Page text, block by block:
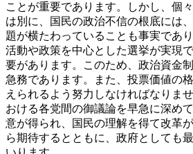
ことが重要であります。しかし、個
は別に、国民の政治不信の根底には
題が横たわっていることも事実であ
活動や政策を中心とした選挙が実現
要があります。このため、政治資金
急務であります。また、投票価値の
えられるよう努力しなければなりま
おける各党間の御議論を早急に深め
意が得られ、国民の理解を得て改革
ら期待するとともに、政府としても